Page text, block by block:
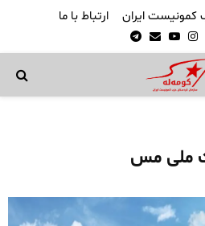
کمونیست ایران ارتباط با ما
Instagram
Youtube
Email
Telegram
ملی مس